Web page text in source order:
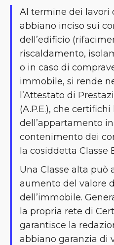
Al termine dei lavori
abbiano inciso sui
dell’edificio
riscaldamento,
o in caso di
immobile, si rende
l’Attestato di
(A.P.E.), che
dell’appartamento
contenimento dei
la cosiddetta Classe
Una Classe alta può
aumento del valore
dell’immobile.
la propria rete di
garantisce la
abbiano garanzia di